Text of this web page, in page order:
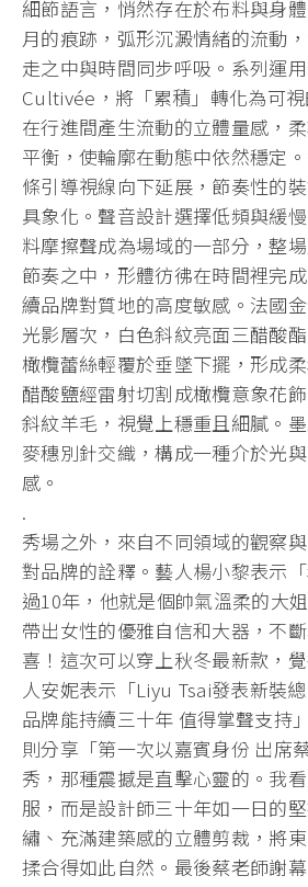
細節語言，悄然存在於布料與身
月的痕跡，弧形沉澱情緒的流動
走之中與時間同步呼吸。系列運
Cultivée，將「累積」轉化為可
在行進間產生流動的立體量感，
平衡，使輪廓在動態中依然穩定
條引導視線向下延展，節奏性的
具象化。聲音設計選擇低頻與緩
料摩擦聲成為場域的一部分，整
節奏之中，形體彷彿在時間裡完
續品牌對質地的高度敏感。法國
光影層次，白色斜紋亮面三醋酸
橄欖蕾絲輕覆於垂墜下擺，形成
醋酸鹽經雷射切割成橄欖意象花
斜紋羊毛，視覺上穩重且細膩。
麥穗別針交織，構成一種介於光
感。
.
秀場之外，來自不同領域的觀察
對品牌的詮釋。藝人楊小黎表示
過10年，他就是個帥氣溫柔的大
帶出女性的優雅自信和大器，不
喜！這次可以穿上秋冬最新款，
人安妮表示「Liyu Tsai發表新裝
品牌能持續三十年 值得掌聲支持
則分享「第一次以嘉賓身份 出席
秀，那種震撼是直擊心靈的。我
服，而是設計師三十年如一日的
繡、充滿建築感的立體剪裁，將
揉合得如此自然。最後蔡老師謝